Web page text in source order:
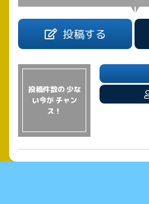
投稿する
投稿件数の 少な
い今が チャン
ス！